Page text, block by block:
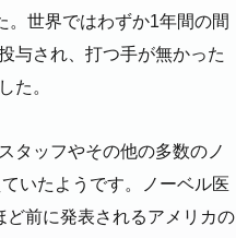
。世界ではわずか1年間の間
与され、打つ手が無かった
た。
タッフやその他の多数のノ
いたようです。ノーベル医
前に発表されるアメリカの